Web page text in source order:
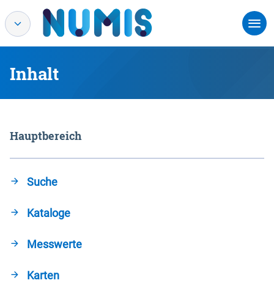
Inhalt
Hauptbereich
Suche
Kataloge
Messwerte
Karten